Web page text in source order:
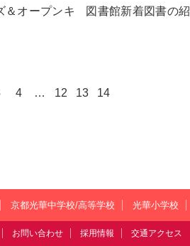
＆オープンキ
図書館新着図書の
4 … 12 13 14
京都光華中学校/高等学校 光華小学校
お問い合わせ 採用情報 交通アクセス